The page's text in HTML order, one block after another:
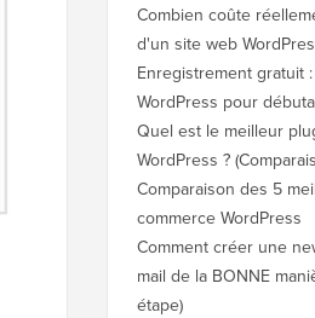
Combien coûte
d'un site web
Enregistrement gratuit
WordPress pour
Quel est le meilleur
WordPress ?
Comparaison des 5
commerce WordPress
Comment créer une
mail de la BONNE
étape)